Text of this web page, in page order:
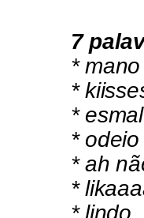
7
* mano
*
*
* odeio
* ah
*
* lindo